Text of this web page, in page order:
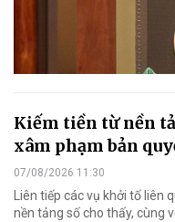
Kiếm tiền từ nền
xâm phạm bản
07/08/2026 11:30
Liên tiếp các vụ khởi tố
nền tảng số cho thấy, cùng